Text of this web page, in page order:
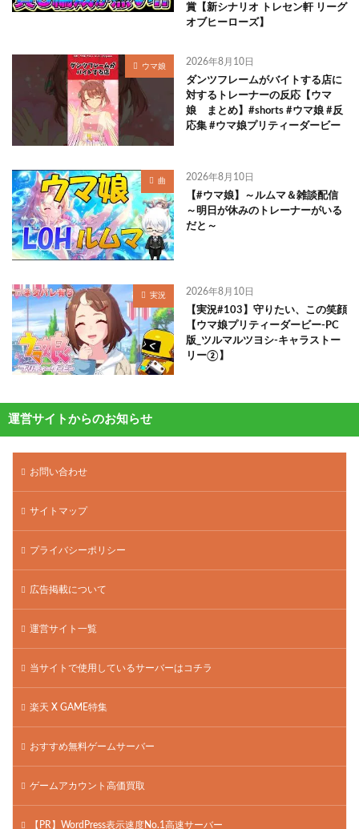
賞【新シナリオ トレセン軒 リーグ
オブヒーローズ】
ウマ娘 2026年8月10日
ダンツフレームがバイトする店に
対するトレーナーの反応【ウマ
娘 まとめ】#shorts #ウマ娘 #反
応集 #ウマ娘プリティーダービー
曲 2026年8月10日
【#ウマ娘】～ルムマ＆雑談配信
～明日が休みのトレーナーがいる
だと～
実況 2026年8月10日
【実況#103】守りたい、この笑顔
【ウマ娘プリティーダービー-PC
版_ツルマルツヨシ-キャラストー
リー②】
運営サイトからのお知らせ
お問い合わせ
サイトマップ
プライバシーポリシー
広告掲載について
運営サイト一覧
当サイトで使用しているサーバーはコチラ
楽天 X GAME特集
おすすめ無料ゲームサーバー
ゲームアカウント高価買取
【PR】WordPress表示速度No.1高速サーバー